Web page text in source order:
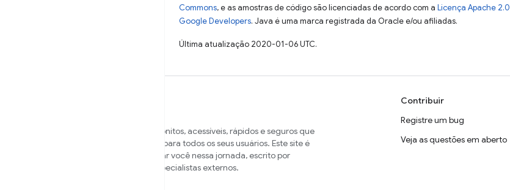
Commons, e as amostras de código são licenciadas de acordo com a Licença Apache 2.0
Google Developers. Java é uma marca registrada da Oracle e/ou afiliadas.
Última atualização 2020-01-06 UTC.
Queremos ajudar você a criar sites bonitos, acessíveis, rápidos e seguros que
funcionem em vários navegadores e para todos os seus usuários. Este site é
nossa central de conteúdo para ajudar você nessa jornada, escrito por
membros da equipe do Chrome e especialistas externos.
Contribuir
Registre um bug
Veja as questões em aberto